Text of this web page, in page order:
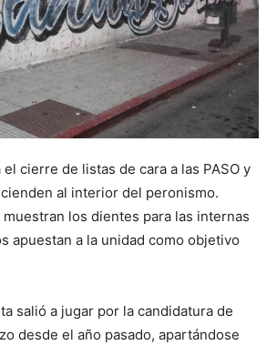
el cierre de listas de cara a las PASO y
al interior del peronismo.
los dientes para las internas
apuestan a la unidad como objetivo
salió a jugar por la candidatura de
desde el año pasado, apartándose